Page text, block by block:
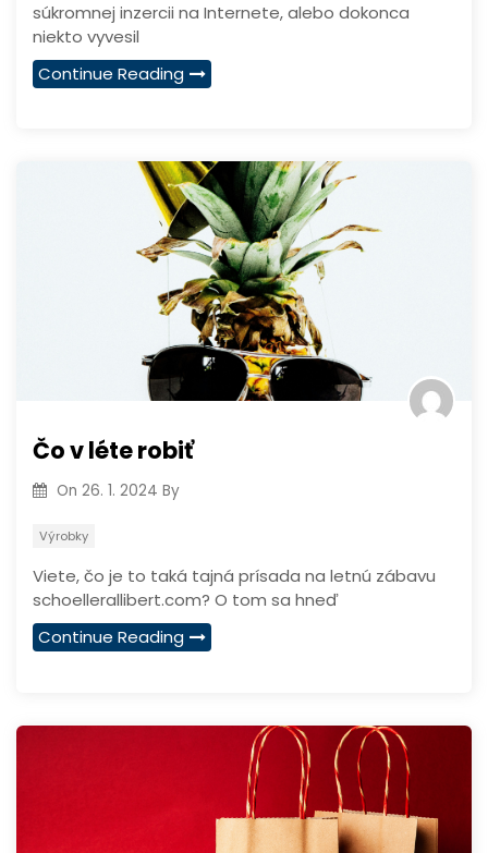
súkromnej inzercii na Internete, alebo dokonca
niekto vyvesil
Continue Reading
Čo v léte robiť
On 26. 1. 2024 By
Výrobky
Viete, čo je to taká tajná prísada na letnú zábavu
schoellerallibert.com? O tom sa hneď
Continue Reading